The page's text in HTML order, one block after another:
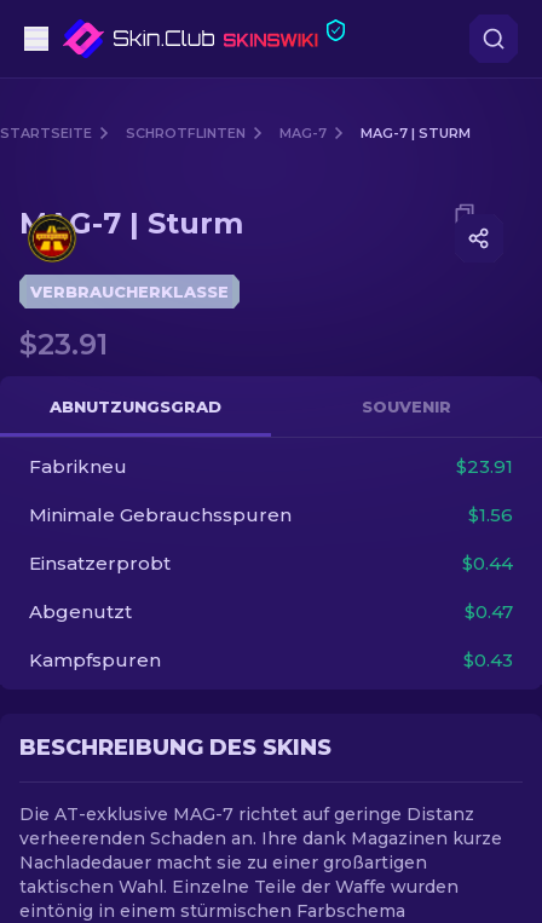
Gewehr
Scharfschützengewehr
Messer
Handschuh
Kisten
Andere
STARTSEITE SCHROTFLINTEN MAG-7 MAG-7 | STURM
Media of MAG-7 | Sturm
MAG-7 | Sturm
VERBRAUCHERKLASSE
$23.91
ABNUTZUNGSGRAD SOUVENIR
Fabrikneu $23.91
Minimale Gebrauchsspuren $1.56
Einsatzerprobt $0.44
Abgenutzt $0.47
Kampfspuren $0.43
BESCHREIBUNG DES SKINS
Die AT-exklusive MAG-7 richtet auf geringe Distanz
verheerenden Schaden an. Ihre dank Magazinen kurze
Nachladedauer macht sie zu einer großartigen
taktischen Wahl. Einzelne Teile der Waffe wurden
eintönig in einem stürmischen Farbschema